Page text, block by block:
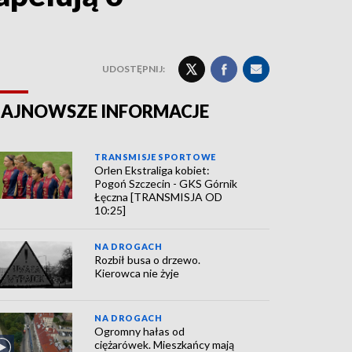
UDOSTĘPNIJ:
INFORMACJE
TRANSMISJE SPORTOWE
Orlen Ekstraliga kobiet:
Pogoń Szczecin - GKS Górnik
Łęczna [TRANSMISJA OD
10:25]
NA DROGACH
Rozbił busa o drzewo.
Kierowca nie żyje
NA DROGACH
Ogromny hałas od
ciężarówek. Mieszkańcy mają